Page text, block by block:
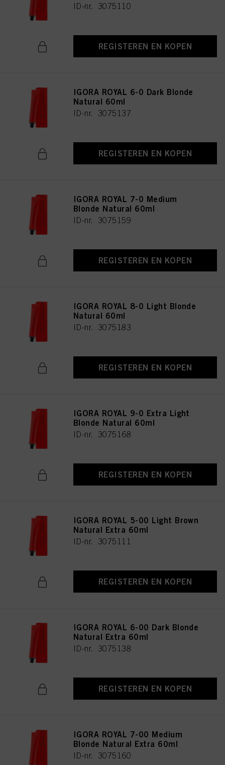
ID-nr. 3075110
REGISTEREN EN KOPEN
IGORA ROYAL 6-0 Dark Blonde
Natural 60ml
ID-nr. 3075137
REGISTEREN EN KOPEN
IGORA ROYAL 7-0 Medium
Blonde Natural 60ml
ID-nr. 3075159
REGISTEREN EN KOPEN
IGORA ROYAL 8-0 Light Blonde
Natural 60ml
ID-nr. 3075183
REGISTEREN EN KOPEN
IGORA ROYAL 9-0 Extra Light
Blonde Natural 60ml
ID-nr. 3075168
REGISTEREN EN KOPEN
IGORA ROYAL 5-00 Light Brown
Natural Extra 60ml
ID-nr. 3075111
REGISTEREN EN KOPEN
IGORA ROYAL 6-00 Dark Blonde
Natural Extra 60ml
ID-nr. 3075138
REGISTEREN EN KOPEN
IGORA ROYAL 7-00 Medium
Blonde Natural Extra 60ml
ID-nr. 3075160